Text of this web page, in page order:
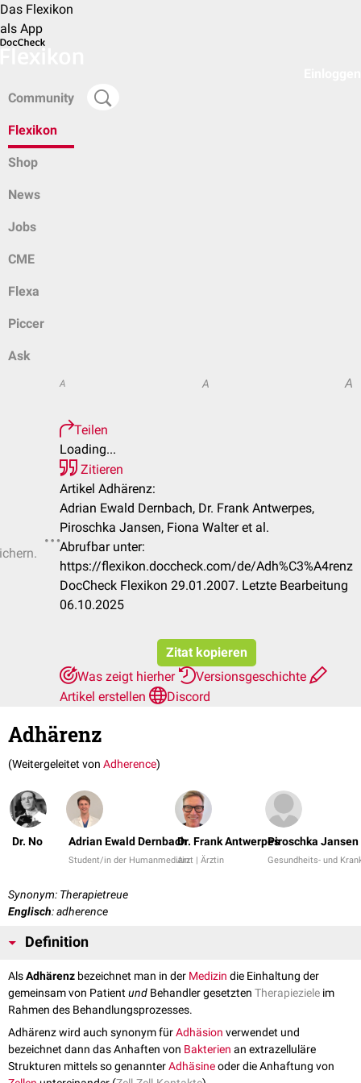
Das Flexikon
als App
Community
Flexikon
Shop
News
Jobs
CME
Flexa
Piccer
Ask
A A A
Teilen
Loading...
Zitieren
Artikel Adhärenz:
Adrian Ewald Dernbach, Dr. Frank Antwerpes,
Piroschka Jansen, Fiona Walter et al.
Abrufbar unter:
https://flexikon.doccheck.com/de/Adh%C3%A4renz
DocCheck Flexikon 29.01.2007. Letzte Bearbeitung
06.10.2025
Zitat kopieren
Was zeigt hierher
Versionsgeschichte
Artikel erstellen
Discord
Adhärenz
(Weitergeleitet von Adherence)
Dr. No Adrian Ewald Dernbach
Student/in der Humanmedizin
Dr. Frank Antwerpes
Arzt | Ärztin
Piroschka Jansen
Gesundheits- und
Synonym: Therapietreue
Englisch: adherence
Definition
AlsAdhärenz bezeichnet man in der Medizin die Einhaltung der
gemeinsam von Patientund Behandler gesetzten Therapieziele im
Rahmen des Behandlungsprozesses.
Adhärenz wird auch synonym fürAdhäsion verwendet und
bezeichnet dann das Anhaften von Bakterien an extrazelluläre
Strukturen mittels so genannterAdhäsineoder die Anhaftung von